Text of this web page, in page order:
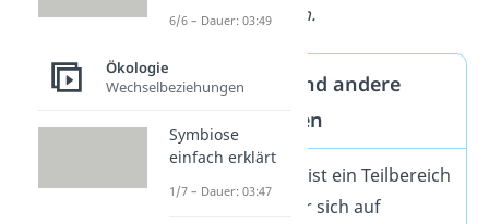
Ökosystems stören.
Synökologie und andere
Ökologieformen
ist ein Teilbereich
der Ökologie, der sich auf
6/6 – Dauer: 03:49
Ökologie
Wechselbeziehungen
Symbiose
einfach erklärt
1/7 – Dauer: 03:47